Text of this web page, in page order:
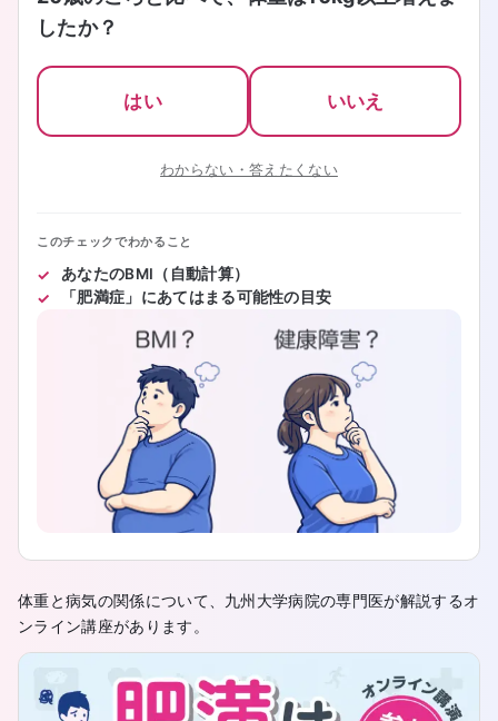
したか？
はい いいえ
わからない・答えたくない
このチェックでわかること
あなたのBMI（自動計算）
「肥満症」にあてはまる可能性の目安
体重と病気の関係について、九州大学病院の専門医が解説するオ
ンライン講座があります。